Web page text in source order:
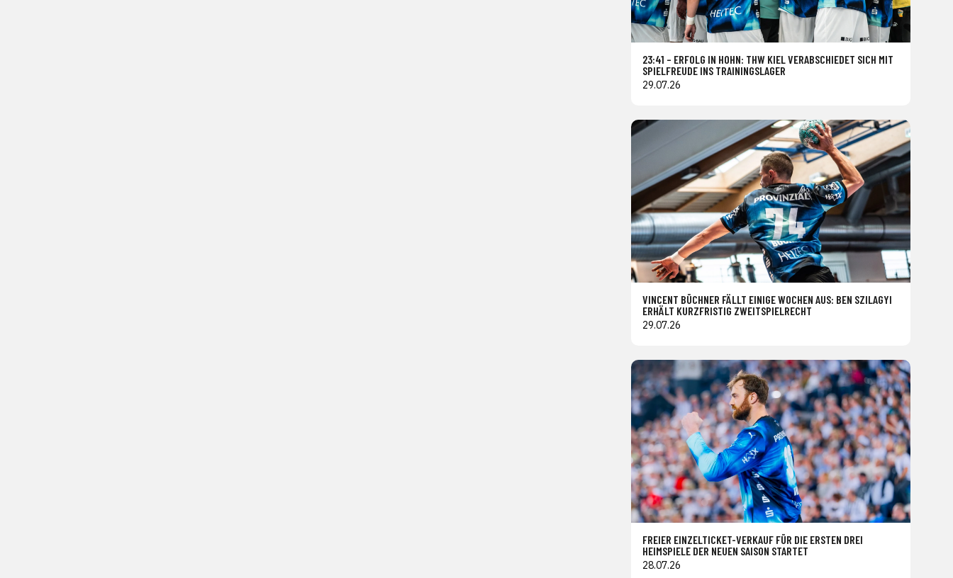
23:41 – ERFOLG IN HOHN: THW KIEL VERABSCHIEDET SICH MIT
SPIELFREUDE INS TRAININGSLAGER
29.07.26
VINCENT BÜCHNER FÄLLT EINIGE WOCHEN AUS: BEN SZILAGYI
ERHÄLT KURZFRISTIG ZWEITSPIELRECHT
29.07.26
FREIER EINZELTICKET-VERKAUF FÜR DIE ERSTEN DREI
HEIMSPIELE DER NEUEN SAISON STARTET
28.07.26